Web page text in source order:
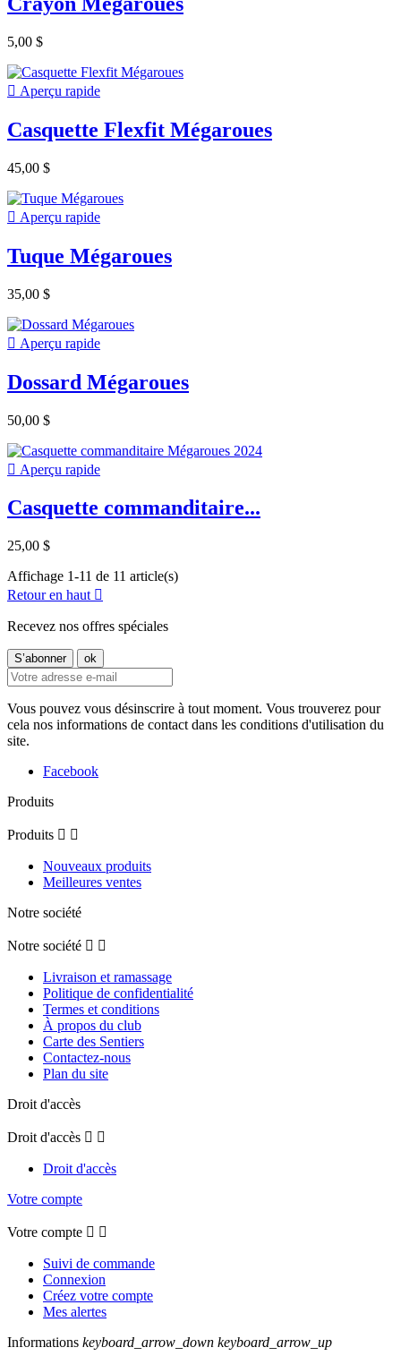
5,00 $
 Aperçu rapide
Casquette Flexfit Mégaroues
45,00 $
 Aperçu rapide
Tuque Mégaroues
35,00 $
 Aperçu rapide
Dossard Mégaroues
50,00 $
 Aperçu rapide
Casquette commanditaire...
25,00 $
Affichage 1-11 de 11 article(s)
Retour en haut 
Recevez nos offres spéciales
Vous pouvez vous désinscrire à tout moment. Vous trouverez pour
cela nos informations de contact dans les conditions d'utilisation du
site.
Facebook
Produits
Produits  
Nouveaux produits
Meilleures ventes
Notre société
Notre société  
Livraison et ramassage
Politique de confidentialité
Termes et conditions
À propos du club
Carte des Sentiers
Contactez-nous
Plan du site
Droit d'accès
Droit d'accès  
Droit d'accès
Votre compte
Votre compte  
Suivi de commande
Connexion
Créez votre compte
Mes alertes
Informations keyboard_arrow_down keyboard_arrow_up